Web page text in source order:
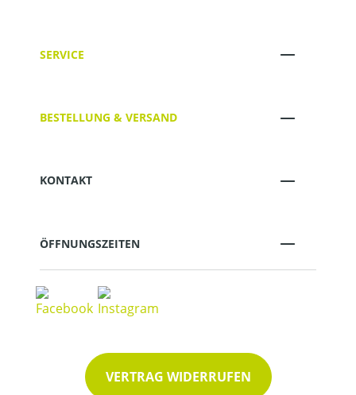
SERVICE
BESTELLUNG & VERSAND
KONTAKT
ÖFFNUNGSZEITEN
VERTRAG WIDERRUFEN